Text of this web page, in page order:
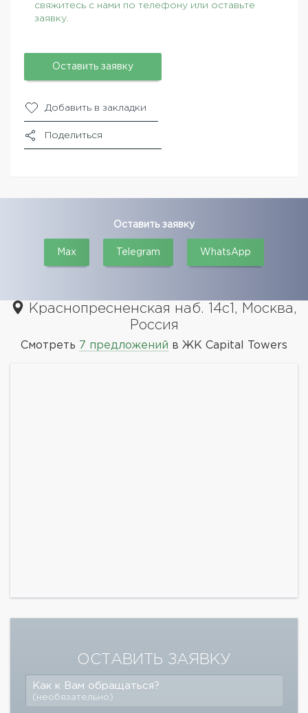
свяжитесь с нами по телефону или оставьте
заявку.
Оставить заявку
Добавить в закладки
Поделиться
Оставить заявку
Max Telegram WhatsApp
Краснопресненская наб. 14с1, Москва,
Россия
Смотреть 7 предложений в ЖК Capital Towers
ОСТАВИТЬ ЗАЯВКУ
Как к Вам обращаться?
(необязательно)